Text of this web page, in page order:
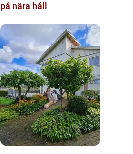
på nära håll